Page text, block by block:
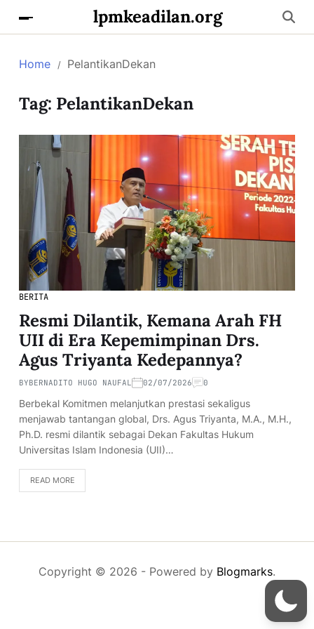
lpmkeadilan.org
Home PelantikanDekan
Tag: PelantikanDekan
BERITA
Resmi Dilantik, Kemana Arah FH
UII di Era Kepemimpinan Drs.
Agus Triyanta Kedepannya?
BYBERNADITO HUGO NAUFAL 02/07/2026 0
Berbekal Komitmen melanjutkan prestasi sekaligus
menjawab tantangan global, Drs. Agus Triyanta, M.A., M.H.,
Ph.D. resmi dilantik sebagai Dekan Fakultas Hukum
Universitas Islam Indonesia (UII)…
READ MORE
Copyright © 2026 - Powered by Blogmarks.